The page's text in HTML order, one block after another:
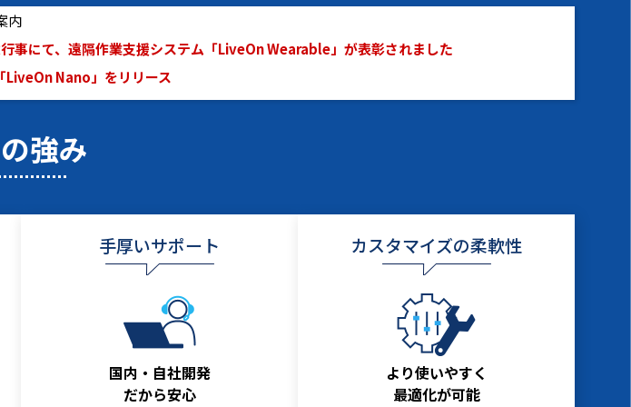
内
事にて、遠隔作業支援システム「LiveOn Wearable」が表彰されました
LiveOn Nano」をリリース
強み
手厚いサポート
国内・自社開発
だから安心
カスタマイズの柔軟性
より使いやすく
最適化が可能